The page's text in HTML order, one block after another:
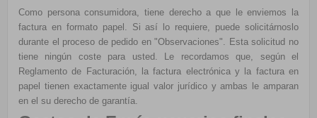
Como persona consumidora, tiene derecho a que le enviemos la
factura en formato papel. Si así lo requiere, puede solicitárnoslo
durante el proceso de pedido en "Observaciones". Esta solicitud no
tiene ningún coste para usted. Le recordamos que, según el
Reglamento de Facturación, la factura electrónica y la factura en
papel tienen exactamente igual valor jurídico y ambas le amparan
en el su derecho de garantía.